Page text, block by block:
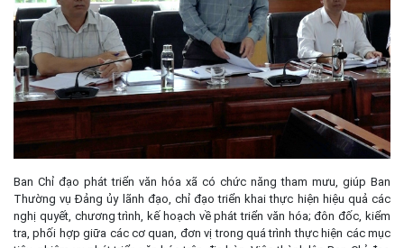
Ban Chỉ đạo phát triển văn hóa xã có chức năng tham mưu, giúp Ban
Thường vụ Đảng ủy lãnh đạo, chỉ đạo triển khai thực hiện hiệu quả các
nghị quyết, chương trình, kế hoạch về phát triển văn hóa; đôn đốc, kiểm
tra, phối hợp giữa các cơ quan, đơn vị trong quá trình thực hiện các mục